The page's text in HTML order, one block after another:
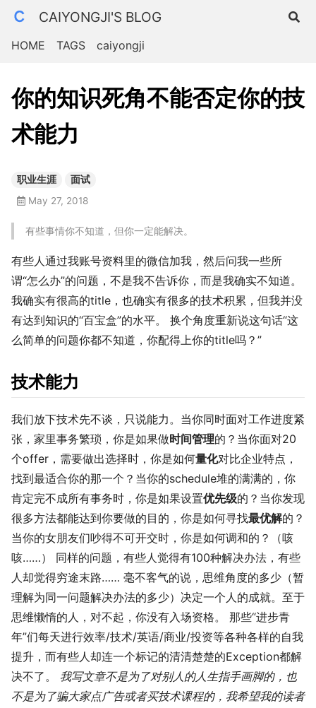
CAIYONGJI'S BLOG
HOME TAGS caiyongji
你的知识死角不能否定你的技
术能力
职业生涯
面试
May 27, 2018
有些事情你不知道，但你一定能解决。
有些人通过我账号资料里的微信加我，然后问我一些所
谓“怎么办”的问题，不是我不告诉你，而是我确实不知道。
我确实有很高的title，也确实有很多的技术积累，但我并没
有达到知识的“百宝盒”的水平。 换个角度重新说这句话“这
么简单的问题你都不知道，你配得上你的title吗？”
技术能力
我们放下技术先不谈，只说能力。当你同时面对工作进度紧
张，家里事务繁琐，你是如果做时间管理的？当你面对20
个offer，需要做出选择时，你是如何量化对比企业特点，
找到最适合你的那一个？当你的schedule堆的满满的，你
肯定完不成所有事务时，你是如果设置优先级的？当你发现
很多方法都能达到你要做的目的，你是如何寻找最优解的？
当你的女朋友们吵得不可开交时，你是如何调和的？（咳
咳……） 同样的问题，有些人觉得有100种解决办法，有些
人却觉得穷途末路…… 毫不客气的说，思维角度的多少（暂
理解为同一问题解决办法的多少）决定一个人的成就。至于
思维懒惰的人，对不起，你没有入场资格。 那些“进步青
年”们每天进行效率/技术/英语/商业/投资等各种各样的自我
提升，而有些人却连一个标记的清清楚楚的Exception都解
决不了。 我写文章不是为了对别人的人生指手画脚的，也
不是为了骗大家点广告或者买技术课程的，我希望我的读者